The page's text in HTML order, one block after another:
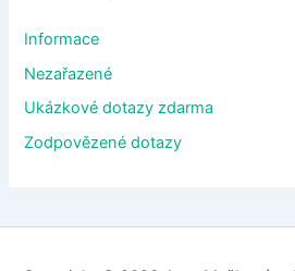
Informace
Nezařazené
Ukázkové dotazy zdarma
Zodpovězené dotazy